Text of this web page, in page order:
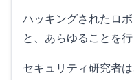
ハッキングされたロ
と、あらゆることを
セキュリティ研究者